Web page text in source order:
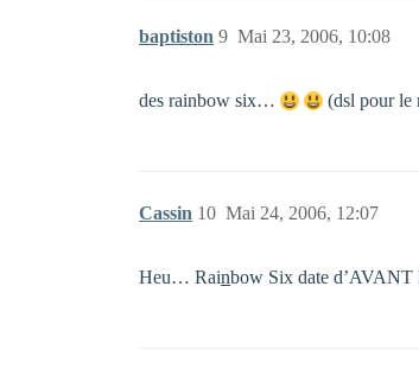
baptiston Mai 23, 2006, 10:08
9
des rainbow six… (dsl pour le
Cassin Mai 24, 2006, 12:07
10
Heu… Rainbow Six date d’AVANT